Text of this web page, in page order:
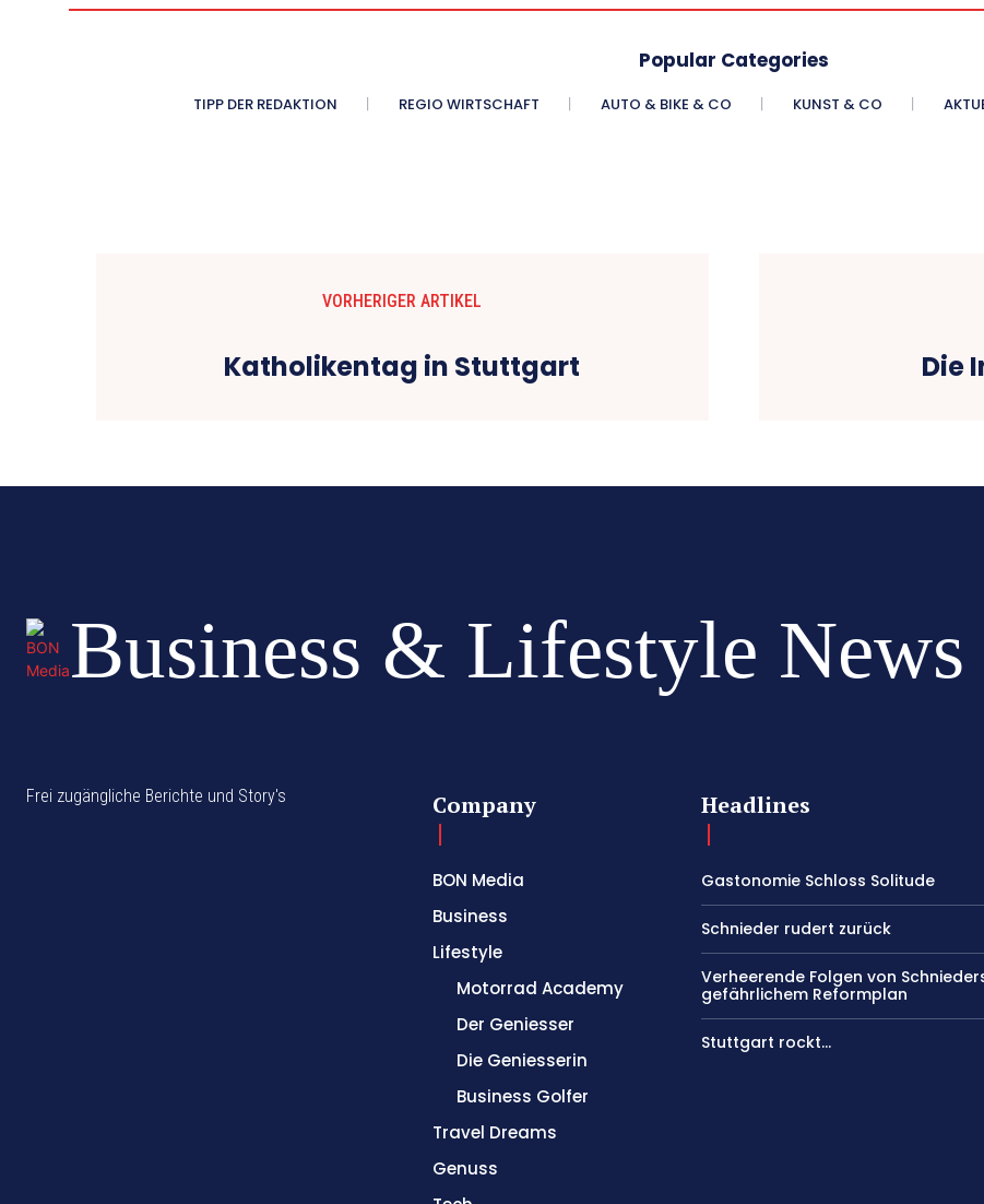
Popular Categories
TIPP DER REDAKTION REGIO WIRTSCHAFT AUTO & BIKE & CO KUNST & CO
VORHERIGER ARTIKEL
Katholikentag in Stuttgart Die
Business & Lifestyle News
Frei zugängliche Berichte und Story's Company
BON Media
Business
Lifestyle
Motorrad Academy
Der Geniesser
Die Geniesserin
Business Golfer
Travel Dreams
Genuss
Headlines
Gastonomie Schloss Solitude
Schnieder rudert zurück
Verheerende Folgen von
gefährlichem Reformplan
Stuttgart rockt…